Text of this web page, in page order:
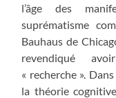
l’âge des
suprématisme
Bauhaus de
revendiqué
« recherche ».
la théorie